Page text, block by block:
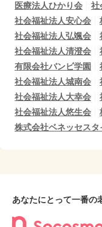
医療法人ひかり会
社
社会福祉法人安心会
社会福祉法人弘颯会
社会福祉法人清澄会
有限会社バンビ学園
社会福祉法人城南会
社会福祉法人大幸会
社会福祉法人悠生会
株式会社ベネッセスタ
あなたにとって一番の